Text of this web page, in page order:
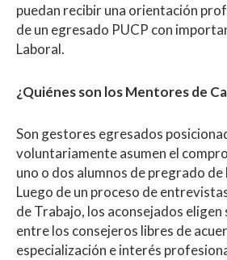
puedan recibir una orientación
de un egresado PUCP con
Laboral.
¿Quiénes son los Mentores de
Son gestores egresados
voluntariamente asumen el
uno o dos alumnos de pregrado
Luego de un proceso de
de Trabajo, los aconsejados eligen
entre los consejeros libres de
especialización e interés